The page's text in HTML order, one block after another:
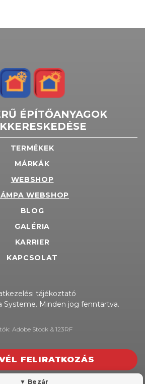
ÉPÍTŐANYAGOK
TERMÉKEK
MÁRKÁK
WEBSHOP
WEBSHOP
BLOG
GALÉRIA
KARRIER
KAPCSOLAT
tájékoztató
Systeme. Minden jog fenntartva.
Adobe Stock & 123RF
FELIRATKOZÁS